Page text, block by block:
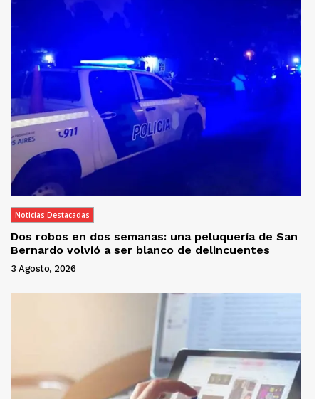
Noticias Destacadas
Dos robos en dos semanas: una peluquería de San
Bernardo volvió a ser blanco de delincuentes
3 Agosto, 2026